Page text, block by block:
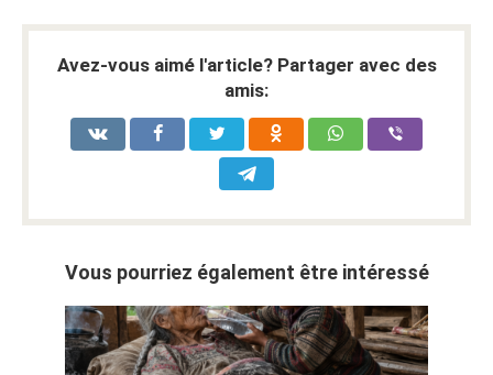
Avez-vous aimé l'article? Partager avec des
amis:
Vous pourriez également être intéressé